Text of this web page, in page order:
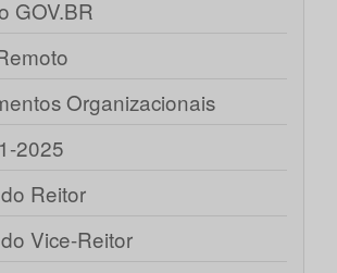
GOV.BR
Organizacionais
2025
Reitor
Vice-Reitor